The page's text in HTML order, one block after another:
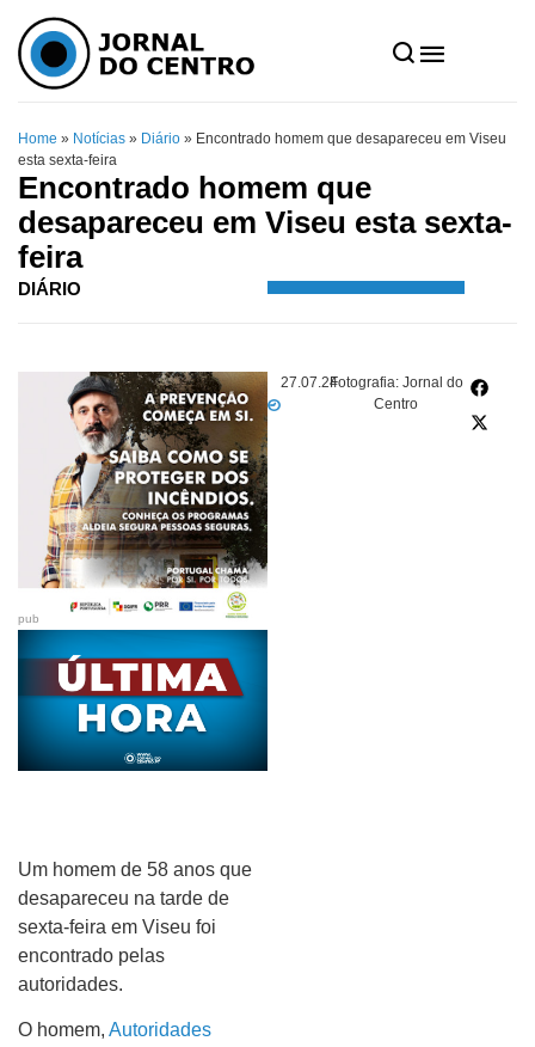
Home » Notícias » Diário » Encontrado homem que desapareceu em Viseu
esta sexta-feira
Encontrado homem que
desapareceu em Viseu esta sexta-
feira
DIÁRIO
27.07.24Fotografia: Jornal do
Centro
pub
Um homem de 58 anos que
desapareceu na tarde de
sexta-feira em Viseu foi
encontrado pelas
autoridades.
O homem, Autoridades